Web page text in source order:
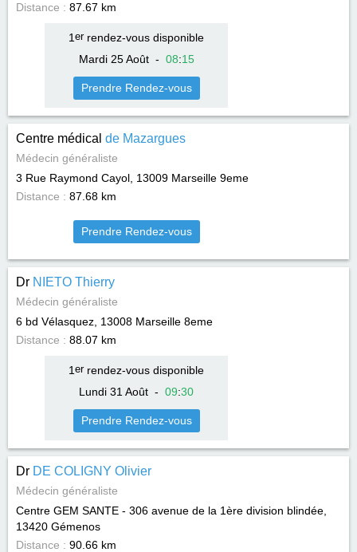
Distance : 87.67 km
1 errendez-vous disponible
Mardi 25 Août- 08:15
Prendre Rendez-vous
Centre médical de Mazargues
Médecin généraliste
3 Rue Raymond Cayol, 13009 Marseille 9eme
Distance : 87.68 km
Prendre Rendez-vous
Dr NIETO Thierry
Médecin généraliste
6 bd Vélasquez, 13008 Marseille 8eme
Distance : 88.07 km
1 errendez-vous disponible
Lundi 31 Août - 09:30
Prendre Rendez-vous
Dr DE COLIGNY Olivier
Médecin généraliste
Centre GEM SANTE - 306 avenue de la 1ère division blindée,
13420 Gémenos
Distance : 90.66 km